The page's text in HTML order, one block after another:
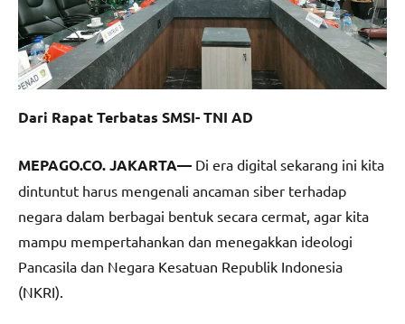
Dari Rapat Terbatas SMSI- TNI AD
MEPAGO.CO. JAKARTA— Di era digital sekarang ini kita
dintuntut harus mengenali ancaman siber terhadap
negara dalam berbagai bentuk secara cermat, agar kita
mampu mempertahankan dan menegakkan ideologi
Pancasila dan Negara Kesatuan Republik Indonesia
(NKRI).